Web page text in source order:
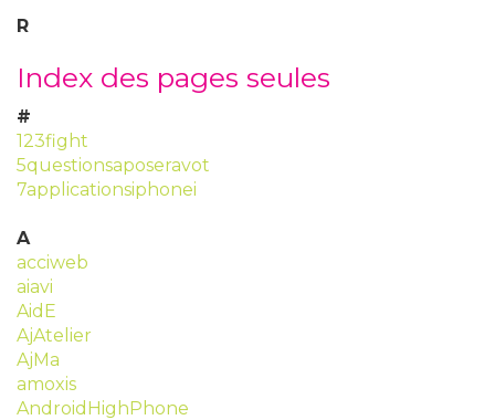
R
Index des pages seules
#
123fight
5questionsaposeravot
7applicationsiphonei
A
acciweb
aiavi
AidE
AjAtelier
AjMa
amoxis
AndroidHighPhone